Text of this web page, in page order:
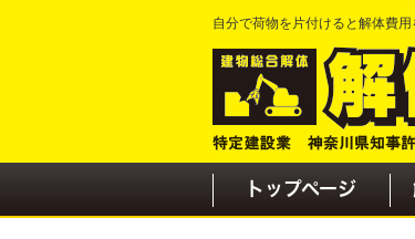
自分で荷物を片付けると解体費
トップページ